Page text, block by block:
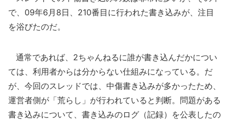
で、09年6月8日、210番目に行われた書き込みが、注目
を浴びたのだ。
通常であれば、2ちゃんねるに誰が書き込んだかについ
ては、利用者からは分からない仕組みになっている。だ
が、今回のスレッドでは、中傷書き込みが多かったため、
運営者側が「荒らし」が行われていると判断。問題がある
書き込みについて、書き込みのログ（記録）を公表したの